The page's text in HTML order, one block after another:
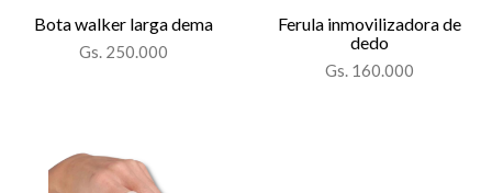
Bota walker larga dema
Gs. 250.000
Ferula inmovilizadora de
dedo
Gs. 160.000